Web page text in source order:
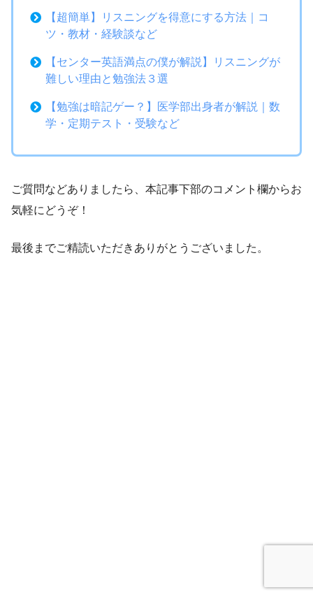
【超簡単】リスニングを得意にする方法｜コ
ツ・教材・経験談など
【センター英語満点の僕が解説】リスニングが
難しい理由と勉強法３選
【勉強は暗記ゲー？】医学部出身者が解説｜数
学・定期テスト・受験など
ご質問などありましたら、本記事下部のコメント欄からお
気軽にどうぞ！
最後までご精読いただきありがとうございました。